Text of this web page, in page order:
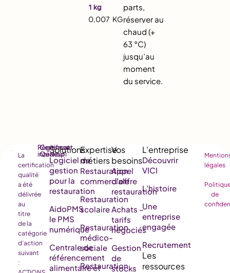
1 kg
0,007 KG
parts,
réserver au
chaud (+
63 °C)
jusqu’au
moment
du service.
La
certification
qualité
a été
délivrée
au
titre
de la
catégorie
d’action
suivant
:
Règlement
intérieur
Certificat
Qualiopi
Logiciel de
gestion
pour la
restauration
AidoPMS
le PMS
numérique
Centrale de
référencement
alimentaire et
Restauration
commerciale
Restauration
scolaire
Restauration
médico-
sociale
Restauration
Appel
d’offre
restauration
Achats –
tarifs
négociés
Gestion
de
stocks
Découvrir
VICI
L’histoire
Une
entreprise
engagée
Recrutement
légales
de